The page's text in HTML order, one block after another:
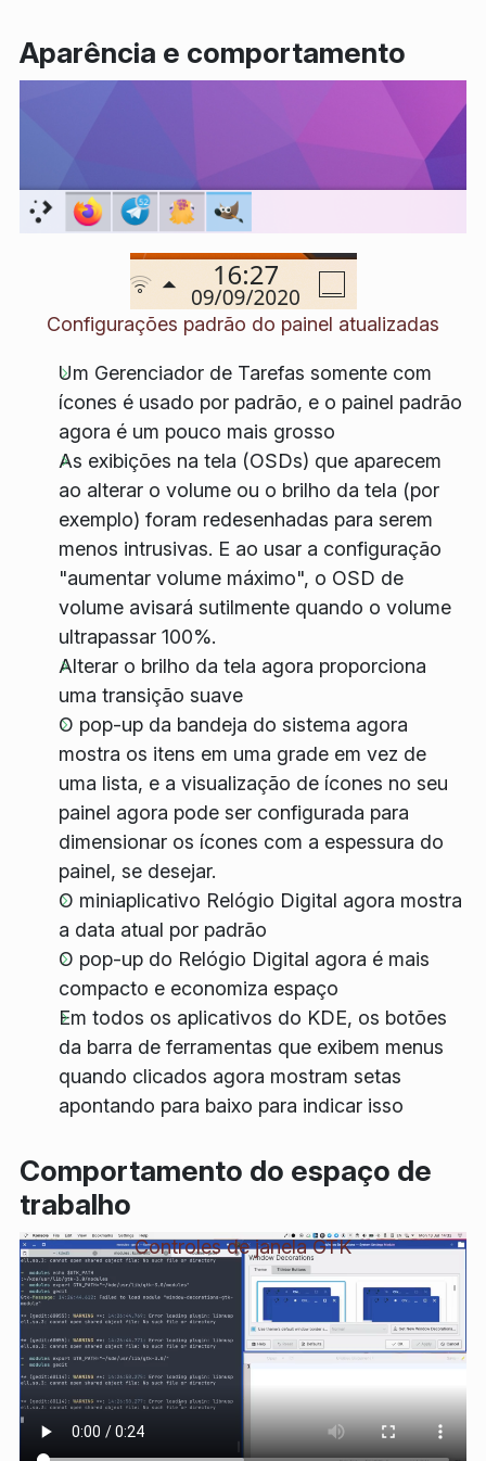
Aparência e comportamento
Configurações padrão do painel atualizadas
Um Gerenciador de Tarefas somente com
ícones é usado por padrão, e o painel padrão
agora é um pouco mais grosso
As exibições na tela (OSDs) que aparecem
ao alterar o volume ou o brilho da tela (por
exemplo) foram redesenhadas para serem
menos intrusivas. E ao usar a configuração
"aumentar volume máximo", o OSD de
volume avisará sutilmente quando o volume
ultrapassar 100%.
Alterar o brilho da tela agora proporciona
uma transição suave
O pop-up da bandeja do sistema agora
mostra os itens em uma grade em vez de
uma lista, e a visualização de ícones no seu
painel agora pode ser configurada para
dimensionar os ícones com a espessura do
painel, se desejar.
O miniaplicativo Relógio Digital agora mostra
a data atual por padrão
O pop-up do Relógio Digital agora é mais
compacto e economiza espaço
Em todos os aplicativos do KDE, os botões
da barra de ferramentas que exibem menus
quando clicados agora mostram setas
apontando para baixo para indicar isso
Comportamento do espaço de
trabalho
Controles de janela GTK